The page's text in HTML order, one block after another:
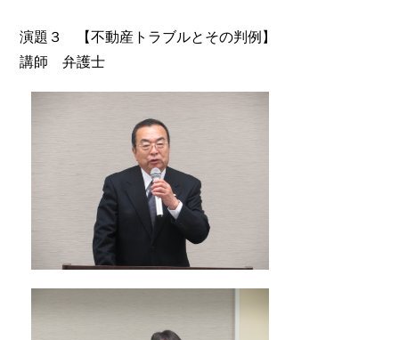
演題３ 【不動産トラブルとその判例】
講師 弁護士